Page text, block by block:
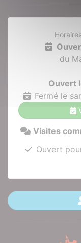
du
Ouvert
Fermé le
Visites
Ouvert